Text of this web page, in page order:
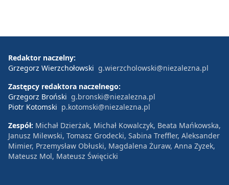
Redaktor naczelny:
Grzegorz Wierzchołowski g.wierzcholowski@niezalezna.pl
Zastępcy redaktora naczelnego:
Grzegorz Broński g.bronski@niezalezna.pl
Piotr Kotomski p.kotomski@niezalezna.pl
Zespół: Michał Dzierżak, Michał Kowalczyk, Beata Mańkowska,
Janusz Milewski, Tomasz Grodecki, Sabina Treffler, Aleksander
Mimier, Przemysław Obłuski, Magdalena Żuraw, Anna Zyzek,
Mateusz Mol, Mateusz Święcicki